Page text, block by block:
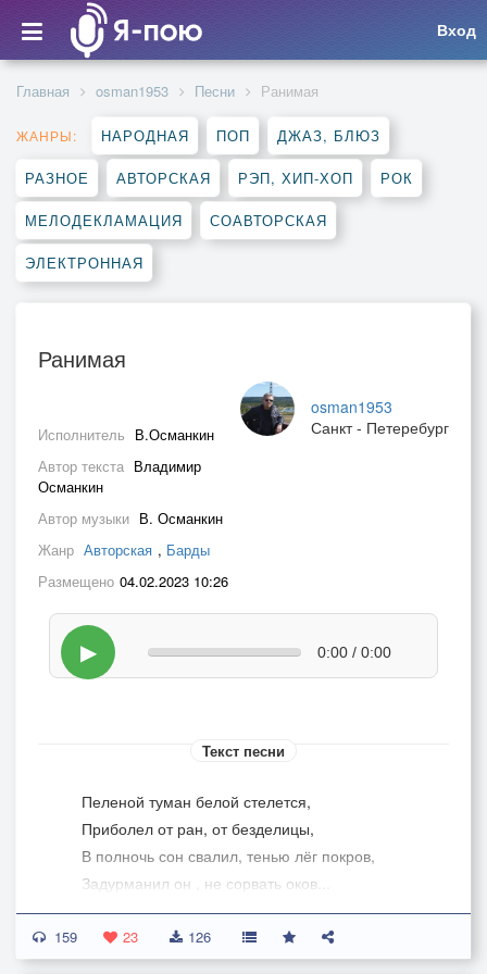
Вход
Главная osman1953 Песни Ранимая
ЖАНРЫ: НАРОДНАЯ ПОП ДЖАЗ, БЛЮЗ
РАЗНОЕ АВТОРСКАЯ РЭП, ХИП-ХОП РОК
МЕЛОДЕКЛАМАЦИЯ СОАВТОРСКАЯ
ЭЛЕКТРОННАЯ
Ранимая
osman1953
Санкт - Петеребург
Исполнитель В.Османкин
Автор текста Владимир
Османкин
Автор музыки В. Османкин
Жанр Авторская , Барды
Размещено 04.02.2023 10:26
▶ 0:00 / 0:00
Текст песни
Пеленой туман белой стелется,
Приболел от ран, от безделицы,
В полночь сон свалил, тенью лёг покров,
Задурманил он , не сорвать оков...
Для ранимой души - широка постель..
Мягким пухом трава, тишина да степь…
159 23 126